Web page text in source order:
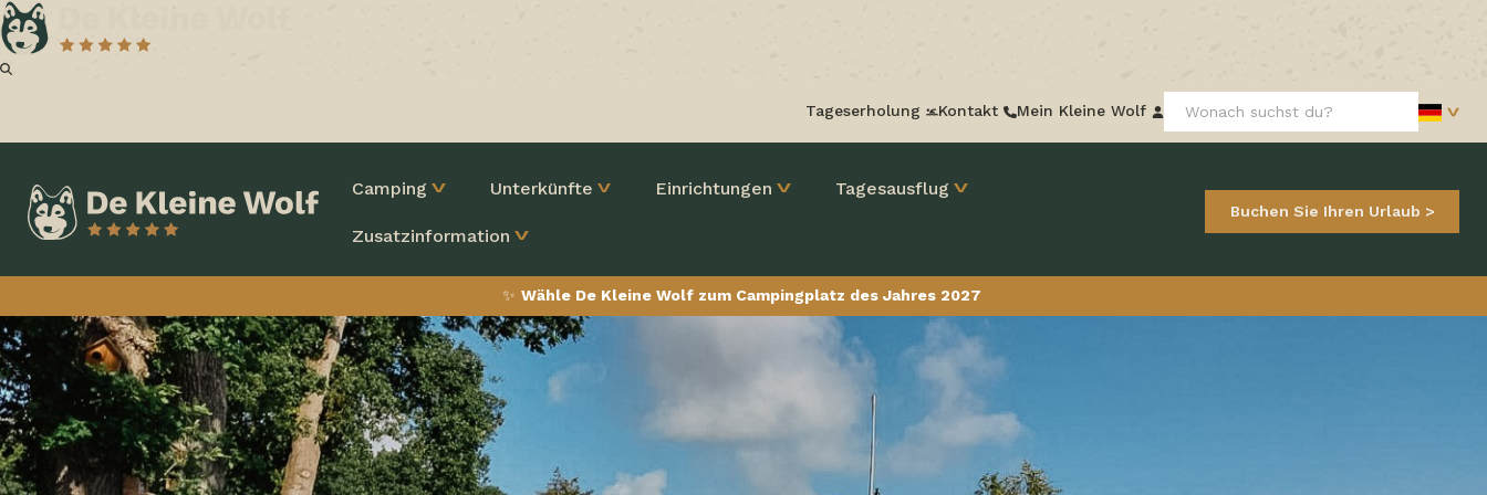
Tageserholung Kontakt Mein Kleine Wolf
search:
Camping Unterkünfte Einrichtungen Tagesausflug
Zusatzinformation
Buchen Sie Ihren Urlaub
✨ Wähle De Kleine Wolf zum Campingplatz des Jahres 2027